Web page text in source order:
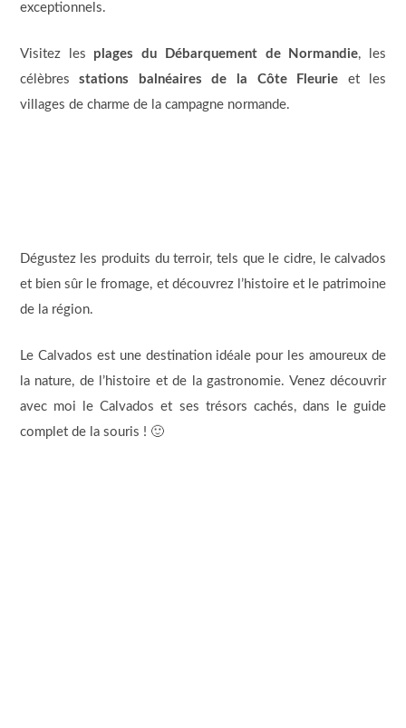
exceptionnels.
Visitez les plages du Débarquement de Normandie, les
célèbresstations balnéaires de la Côte Fleurie et les
villages de charme de la campagne normande.
Dégustez les produits du terroir, tels que le cidre, le calvados
et bien sûr le fromage, et découvrez l’histoire et le patrimoine
de la région.
Le Calvados est une destination idéale pour les amoureux de
la nature, de l’histoire et de la gastronomie. Venez découvrir
avec moi le Calvados et ses trésors cachés, dans le guide
complet de la souris ! 🙂